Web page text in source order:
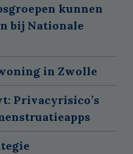
kunnen
bij Nationale
in Zwolle
Privacyrisico’s